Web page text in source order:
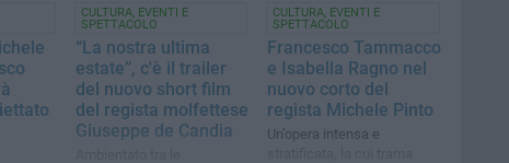
CULTURA, EVENTI E
SPETTACOLO
“La nostra ultima
estate”, c'è il trailer
del nuovo short film
del regista molfettese
Giuseppe de Candia
CULTURA, EVENTI E
SPETTACOLO
Francesco Tammacco
e Isabella Ragno nel
nuovo corto del
regista Michele Pinto
Un’opera intensa e